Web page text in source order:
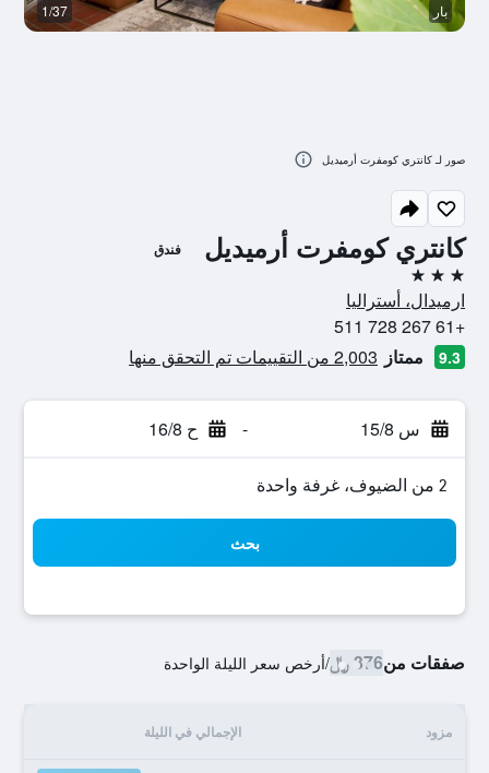
كانتري كومفرت أرميديل فندق
3 نجوم
ارميدال، أستراليا
+61 267 728 511
9.3 ممتاز 2,003 من التقييمات تم التحقق منها
س 15/8 - ح 16/8
2 من الضيوف، غرفة واحدة
بحث
صفقات من376 ﷼ /أرخص سعر الليلة الواحدة
مزود الإجمالي في الليلة
بار 1/37
صور لـ كانتري كومفرت أرميديل